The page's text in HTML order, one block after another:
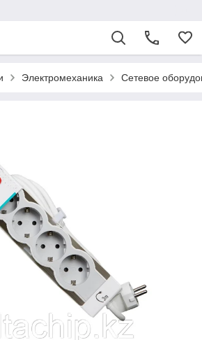
Электромеханика Сетевое